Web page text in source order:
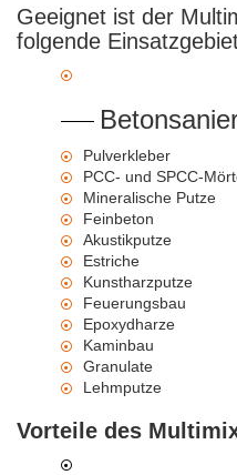
Geeignet ist der
folgende
Pulverkleber
PCC- und SPCC-
Mineralische Putze
Feinbeton
Akustikputze
Estriche
Kunstharzputze
Feuerungsbau
Epoxydharze
Kaminbau
Granulate
Lehmputze
Vorteile des